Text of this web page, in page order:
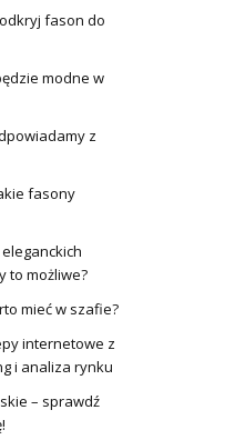
fason do
modne w
z
fasony
to możliwe?
mieć w szafie?
internetowe z
i analiza rynku
– sprawdź